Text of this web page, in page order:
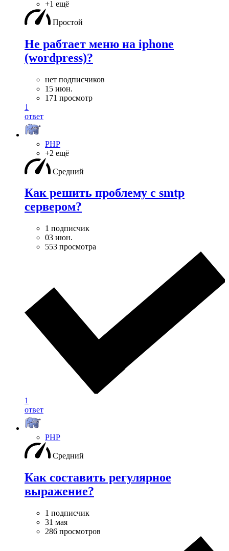
+1 ещё
Простой
Не рабтает меню на iphone
(wordpress)?
нет подписчиков
15 июн.
171 просмотр
1
ответ
PHP
+2 ещё
Средний
Как решить проблему с smtp
сервером?
1 подписчик
03 июн.
553 просмотра
1
ответ
PHP
Средний
Как составить регулярное
выражение?
1 подписчик
31 мая
286 просмотров